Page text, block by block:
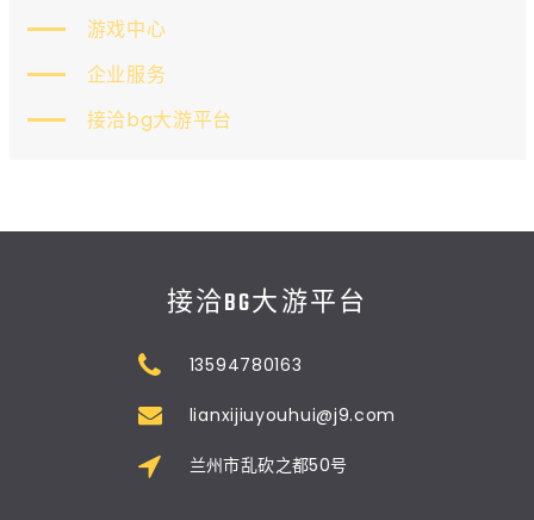
游戏中心
企业服务
接洽bg大游平台
接洽BG大游平台
13594780163
lianxijiuyouhui@j9.com
兰州市乱砍之都50号